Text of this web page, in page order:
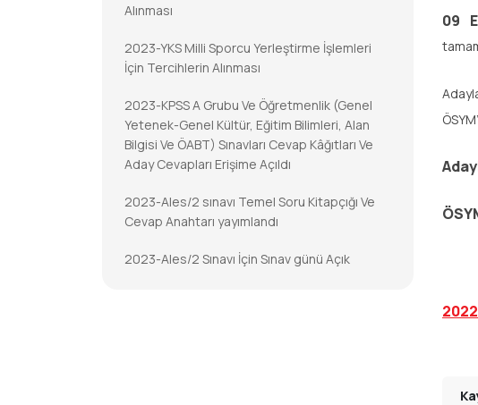
Alınması
2023-YKS Milli Sporcu Yerleştirme İşlemleri
İçin Tercihlerin Alınması
2023-KPSS A Grubu Ve Öğretmenlik (Genel
Yetenek-Genel Kültür, Eğitim Bilimleri, Alan
Bilgisi Ve ÖABT) Sınavları Cevap Kâğıtları Ve
Aday Cevapları Erişime Açıldı
2023-Ales/2 sınavı Temel Soru Kitapçığı Ve
Cevap Anahtarı yayımlandı
2023-Ales/2 Sınavı İçin Sınav günü Açık
09